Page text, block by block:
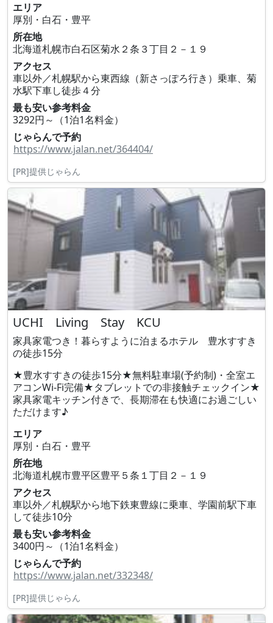
エリア
厚別・白石・豊平
所在地
北海道札幌市白石区菊水２条３丁目２－１９
アクセス
車以外／札幌駅から東西線（新さっぽろ行き）乗車、菊
水駅下車し徒歩４分
最も安い参考料金
3292円～（1泊1名料金）
じゃらんで予約
https://www.jalan.net/364404/
[PR]提供じゃらん
UCHI Living Stay KCU
家具家電つき！暮らすように泊まるホテル 豊水すすき
の徒歩15分
★豊水すすきの徒歩15分★無料駐車場(予約制)・全室エ
アコンWi-Fi完備★タブレットでの非接触チェックイン★
家具家電キッチン付きで、長期滞在も快適にお過ごしい
ただけます♪
エリア
厚別・白石・豊平
所在地
北海道札幌市豊平区豊平５条１丁目２－１９
アクセス
車以外／札幌駅から地下鉄東豊線に乗車、学園前駅下車
して徒歩10分
最も安い参考料金
3400円～（1泊1名料金）
じゃらんで予約
https://www.jalan.net/332348/
[PR]提供じゃらん